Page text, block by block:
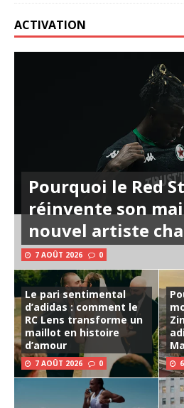
ACTIVATION
Pourquoi le Red
réinvente son
nouvel artiste
7 AOÛT 2026 0
Le pari sentimental
d’adidas : comment le
RC Lens transforme un
maillot en histoire
d’amour
7 AOÛT 2026 0